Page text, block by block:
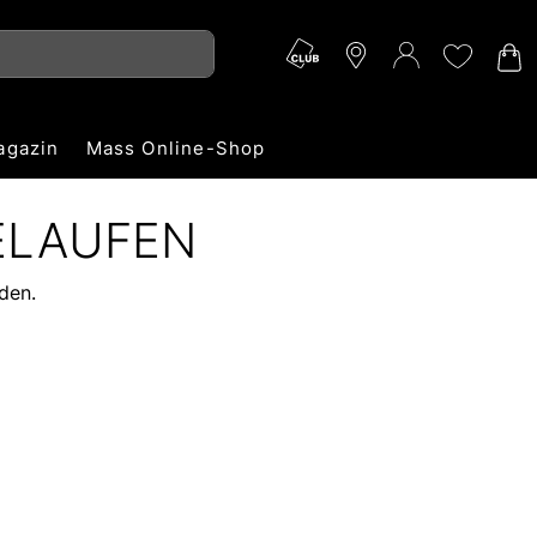
Mass Online-Shop